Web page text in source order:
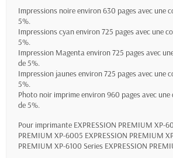
Impressions noire environ 630 pages avec une
5%.
Impressions cyan environ 725 pages avec une
5%.
Impression Magenta environ 725 pages avec
de 5%.
Impression jaunes environ 725 pages avec une
5%.
Photo noir imprime environ 960 pages avec
de 5%.
Pour imprimante EXPRESSION PREMIUM XP-
PREMIUM XP-6005 EXPRESSION PREMIUM
PREMIUM XP-6100 Series EXPRESSION